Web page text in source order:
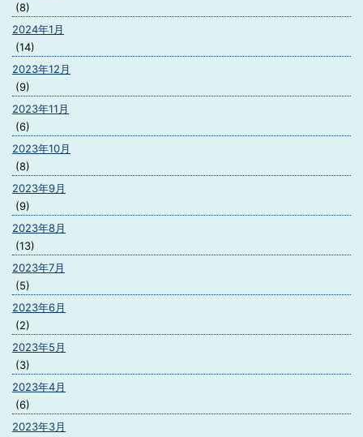
(8)
2024年1月
(14)
2023年12月
(9)
2023年11月
(6)
2023年10月
(8)
2023年9月
(9)
2023年8月
(13)
2023年7月
(5)
2023年6月
(2)
2023年5月
(3)
2023年4月
(6)
2023年3月